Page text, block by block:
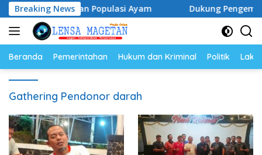
Langsung
ke
konten
Breaking News
Telur dan Populasi Ayam Dukung Pengembangan
Beranda Pemerintahan Hukum dan Kriminal Politik
Gathering Pendonor darah